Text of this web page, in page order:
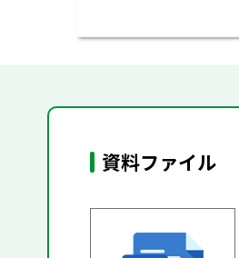
資料ファイル